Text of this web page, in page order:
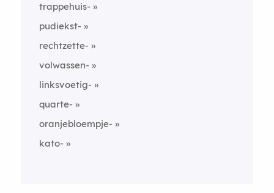
trappehuis-
pudiekst-
rechtzette-
volwassen-
linksvoetig-
quarte-
oranjebloempje-
kato-